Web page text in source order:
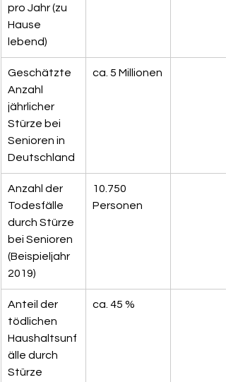
pro Jahr (zu
Hause
lebend)
Geschätzte
Anzahl
jährlicher
Stürze bei
Senioren in
Deutschland
ca. 5 Millionen
Anzahl der
Todesfälle
durch Stürze
bei Senioren
(Beispieljahr
2019)
10.750
Personen
Anteil der
tödlichen
Haushaltsunf
älle durch
Stürze
ca. 45 %